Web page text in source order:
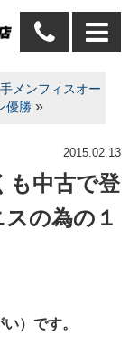
メンフィスオー
優勝 »
2015.02.13
も中古で登
の為の１
）です。